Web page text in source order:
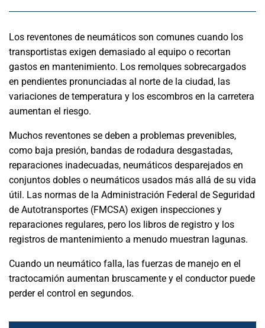
Los reventones de neumáticos son comunes cuando los
transportistas exigen demasiado al equipo o recortan
gastos en mantenimiento. Los remolques sobrecargados
en pendientes pronunciadas al norte de la ciudad, las
variaciones de temperatura y los escombros en la carretera
aumentan el riesgo.
Muchos reventones se deben a problemas prevenibles,
como baja presión, bandas de rodadura desgastadas,
reparaciones inadecuadas, neumáticos desparejados en
conjuntos dobles o neumáticos usados más allá de su vida
útil. Las normas de la Administración Federal de Seguridad
de Autotransportes (FMCSA) exigen inspecciones y
reparaciones regulares, pero los libros de registro y los
registros de mantenimiento a menudo muestran lagunas.
Cuando un neumático falla, las fuerzas de manejo en el
tractocamión aumentan bruscamente y el conductor puede
perder el control en segundos.